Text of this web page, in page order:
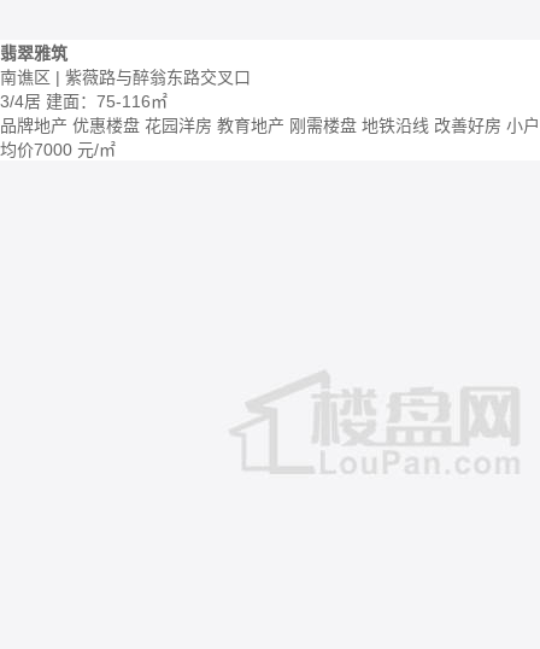
翡翠雅筑
南谯区 | 紫薇路与醉翁东路交叉口
3/4居 建面：75-116㎡
品牌地产 优惠楼盘 花园洋房 教育地产 刚需楼盘 地铁沿线 改善好房 小
均价7000 元/㎡